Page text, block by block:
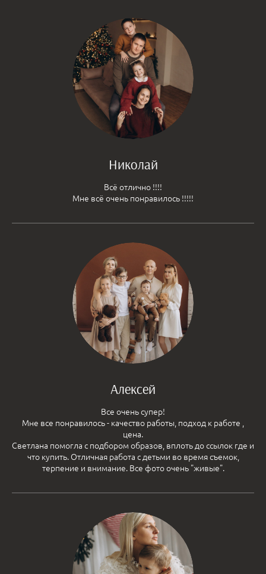
Николай
Всё отлично !!!!
Мне всё очень понравилось !!!!!
Алексей
Все очень супер!
Мне все понравилось - качество работы, подход к работе ,
цена.
Светлана помогла с подбором образов, вплоть до ссылок где и
что купить. Отличная работа с детьми во время съемок,
терпение и внимание. Все фото очень "живые".